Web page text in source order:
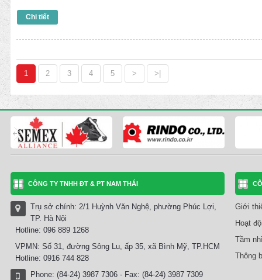
Chi tiết
1 2 3 4 5 > >|
CÔNG TY TNHH ĐT & PT NAM THÁI
Trụ sở chính: 2/1 Huỳnh Văn Nghệ, phường Phúc Lợi,
TP. Hà Nội
Hotline: 096 889 1268
VPMN: Số 31, đường Sông Lu, ấp 35, xã Bình Mỹ, TP.HCM
Hotline: 0916 744 828
Phone: (84-24) 3987 7306 - Fax: (84-24) 3987 7309
Giới
Hoạt
Tầm
Thông